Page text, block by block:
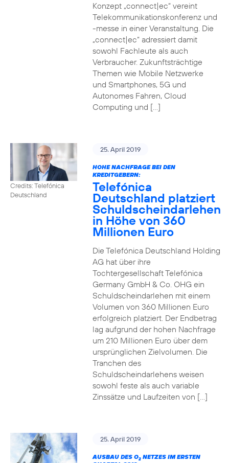
Konzept „connect|ec“ vereint
Telekommunikationskonferenz und
-messe in einer Veranstaltung. Die
„connect|ec“ adressiert damit
sowohl Fachleute als auch
Verbraucher. Zukunftsträchtige
Themen wie Mobile Netzwerke
und Smartphones, 5G und
Autonomes Fahren, Cloud
Computing und […]
Credits: Telefónica
Deutschland
25. April 2019
HOHE NACHFRAGE BEI DEN
KREDITGEBERN:
Telefónica
Deutschland platziert
Schuldscheindarlehen
in Höhe von 360
Millionen Euro
Die Telefónica Deutschland Holding
AG hat über ihre
Tochtergesellschaft Telefónica
Germany GmbH & Co. OHG ein
Schuldscheindarlehen mit einem
Volumen von 360 Millionen Euro
erfolgreich platziert. Der Endbetrag
lag aufgrund der hohen Nachfrage
um 210 Millionen Euro über dem
ursprünglichen Zielvolumen. Die
Tranchen des
Schuldscheindarlehens weisen
sowohl feste als auch variable
Zinssätze und Laufzeiten von […]
25. April 2019
AUSBAU DES O2NETZES IM ERSTEN